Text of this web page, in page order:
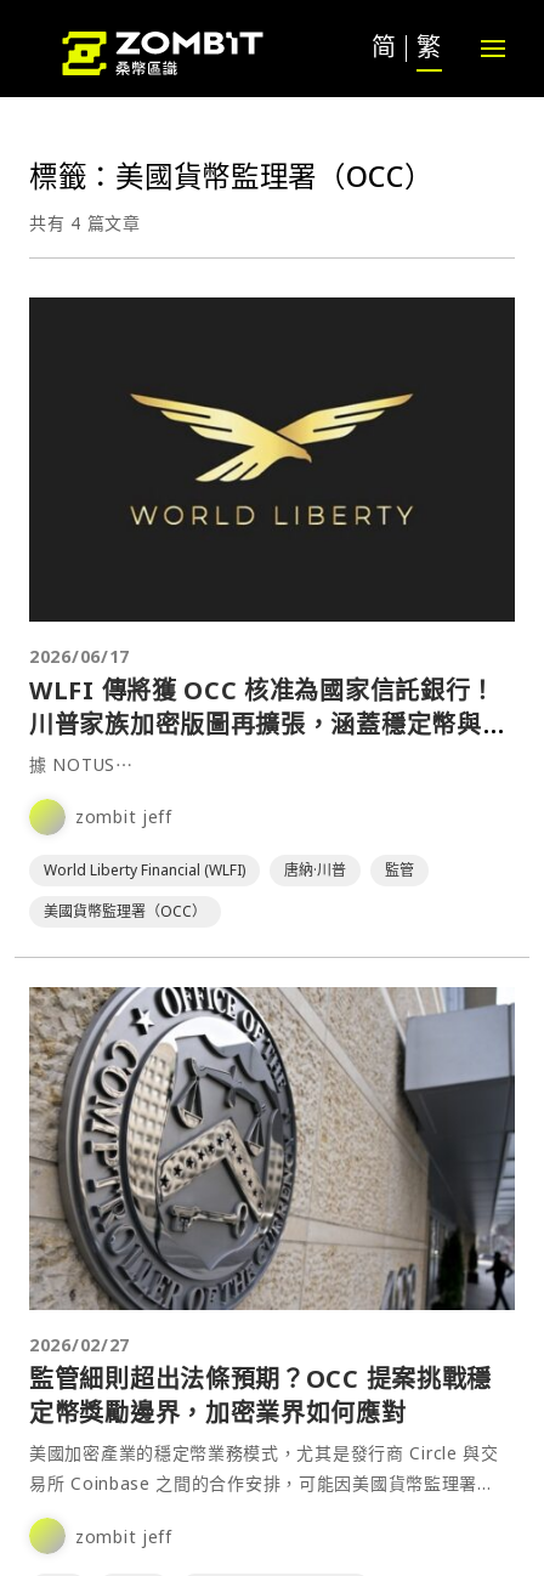
简 繁
標籤：美國貨幣監理署（OCC）
共有 4 篇文章
2026/06/17
WLFI 傳將獲 OCC 核准為國家信託銀行！
川普家族加密版圖再擴張，涵蓋穩定幣與託
管業務
據 NOTUS⋯
zombit jeff
World Liberty Financial (WLFI) 唐納·川普
監管
美國貨幣監理署（OCC）
2026/02/27
監管細則超出法條預期？OCC 提案挑戰穩
定幣獎勵邊界，加密業界如何應對
美國加密產業的穩定幣業務模式，尤其是發行商 Circle 與交
易所 Coinbase 之間的合作安排，可能因美國貨幣監理署
（OCC）最新提出的監管草案而面臨重大變數⋯
zombit jeff